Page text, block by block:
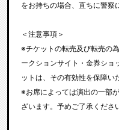
をお持ちの場合、直ちに警察
＜注意事項＞
※チケットの転売及び転売の
ークションサイト・金券ショ
ットは、その有効性を保障い
※お席によっては演出の一部
ざいます。予めご了承くださ